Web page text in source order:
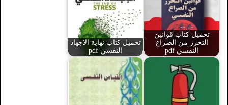
تحميل كتاب قوانين
التحرر من الصراع
النفسي pdf
تحميل كتاب نهاية الاجهاد
النفسي pdf